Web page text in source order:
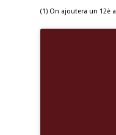
(1) On ajoutera un 12è